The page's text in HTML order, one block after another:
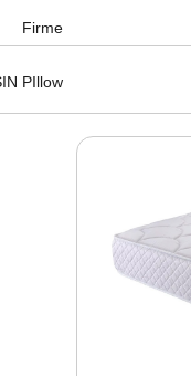
Firme
PIllow